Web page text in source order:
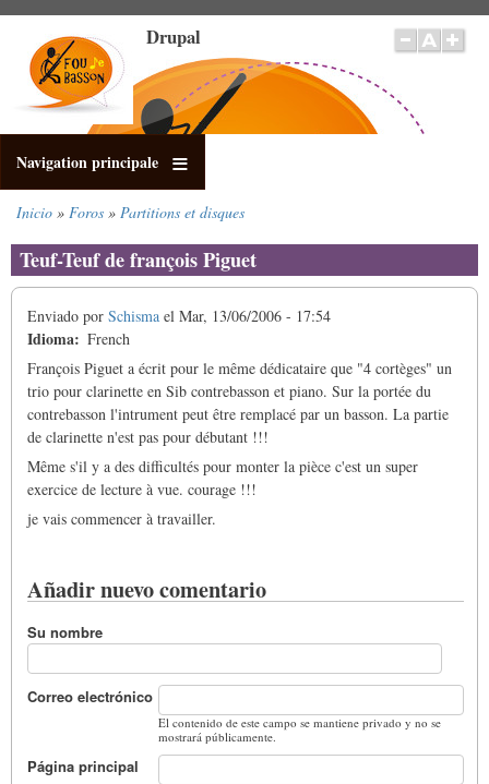
contenido
principal
Drupal
Navigation principale
enlaces
de
a
la
navegación
Inicio Foros Partitions et disques
Teuf-Teuf de françois Piguet
Enviado por Schisma el Mar, 13/06/2006 - 17:54
Idioma
French
François Piguet a écrit pour le même dédicataire que "4 cortèges" un
trio pour clarinette en Sib contrebasson et piano. Sur la portée du
contrebasson l'intrument peut être remplacé par un basson. La partie
de clarinette n'est pas pour débutant !!!
Même s'il y a des difficultés pour monter la pièce c'est un super
exercice de lecture à vue. courage !!!
je vais commencer à travailler.
Añadir nuevo comentario
Su nombre
Correo electrónico
El contenido de este campo se mantiene privado y no se
mostrará públicamente.
Página principal